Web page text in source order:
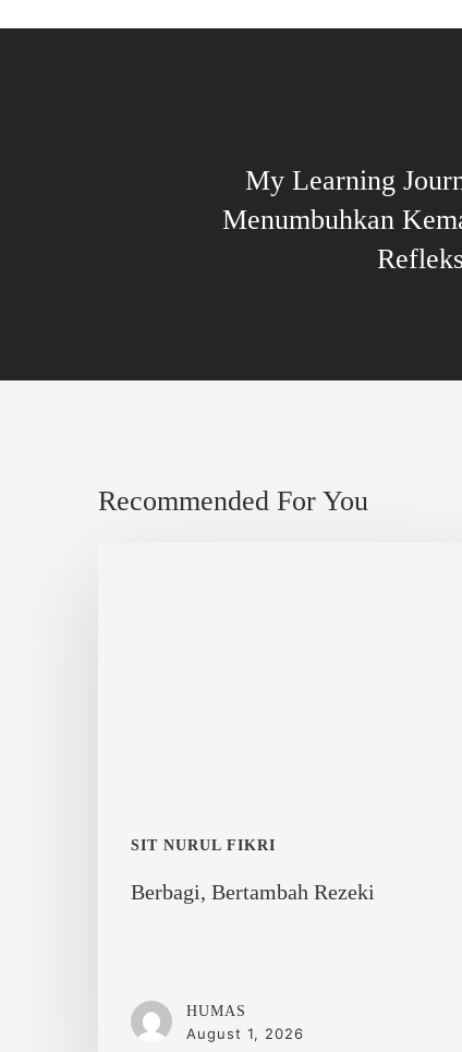
My Learning
Menumbuhkan
Recommended For You
SIT NURUL FIKRI
Berbagi, Bertambah Rezeki
HUMAS
August 1, 2026